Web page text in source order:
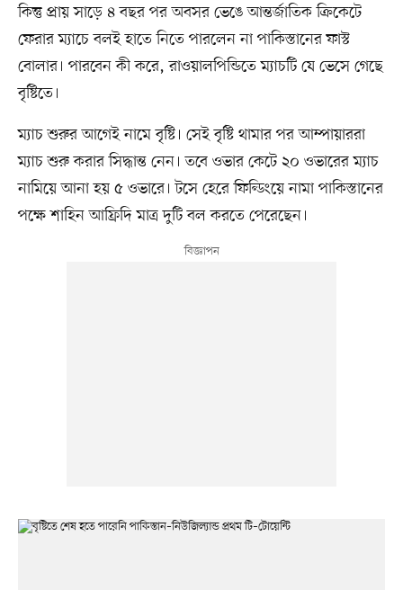
কিন্তু প্রায় সাড়ে ৪ বছর পর অবসর ভেঙে আন্তর্জাতিক ক্রিকেটে
ফেরার ম্যাচে বলই হাতে নিতে পারলেন না পাকিস্তানের ফাস্ট
বোলার। পারবেন কী করে, রাওয়ালপিন্ডিতে ম্যাচটি যে ভেসে গেছে
বৃষ্টিতে।
ম্যাচ শুরুর আগেই নামে বৃষ্টি। সেই বৃষ্টি থামার পর আম্পায়াররা
ম্যাচ শুরু করার সিদ্ধান্ত নেন। তবে ওভার কেটে ২০ ওভারের ম্যাচ
নামিয়ে আনা হয় ৫ ওভারে। টসে হেরে ফিল্ডিংয়ে নামা পাকিস্তানের
পক্ষে শাহিন আফ্রিদি মাত্র দুটি বল করতে পেরেছেন।